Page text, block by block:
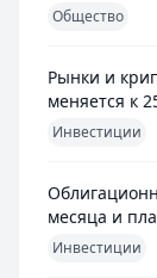
Общество
Рынки и
меняется к
Инвестиции
месяца и
Инвестиции